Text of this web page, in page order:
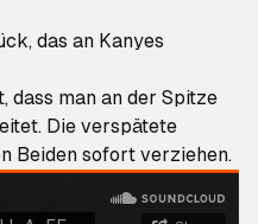
das an Kanyes
dass man an der Spitze
Die verspätete
Beiden sofort verziehen.